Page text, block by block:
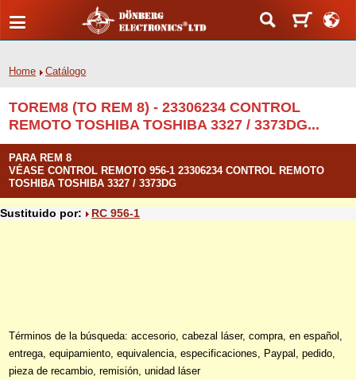
Home Catálogo
TOREM8 (TO REM 8) - 23306234 CONTROL
REMOTO TOSHIBA TOSHIBA 3327 / 3373DG...
PARA REM 8
VÉASE CONTROL REMOTO 956-1 23306234 CONTROL REMOTO
TOSHIBA TOSHIBA 3327 / 3373DG
Sustituido por: RC 956-1
Términos de la búsqueda: accesorio, cabezal láser, compra, en español,
entrega, equipamiento, equivalencia, especificaciones, Paypal, pedido,
pieza de recambio, remisión, unidad láser